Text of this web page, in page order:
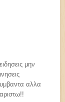
μην
αλλα